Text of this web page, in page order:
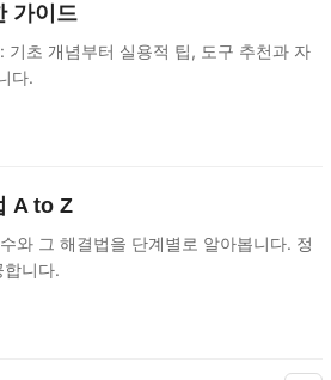
가이드
기초 개념부터 실용적 팁, 도구 추천과 자
다.
A to Z
와 그 해결법을 단계별로 알아봅니다. 정
니다.